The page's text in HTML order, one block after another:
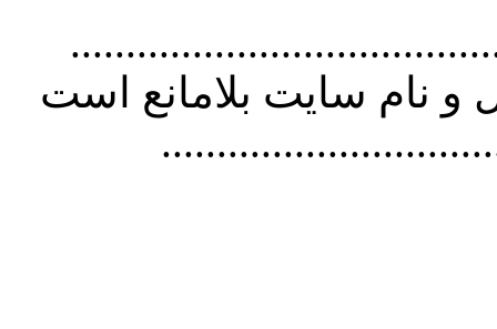
استفاده از
نام سايت بلامانع است